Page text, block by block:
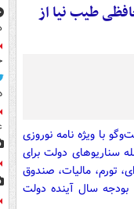
طیب نیا از
با ویژه نامه نوروزی
سناریو‌های دولت برای
تورم، مالیات، صندوق
سال آینده دولت